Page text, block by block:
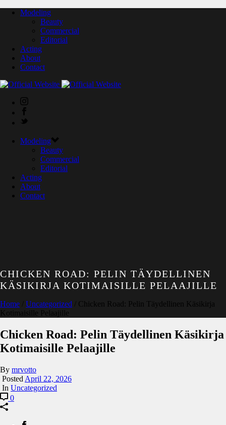
Modeling
Beauty
Commercial
Editorial
Acting
About
Contact
Modeling
Beauty
Commercial
Editorial
Acting
About
Contact
CHICKEN ROAD: PELIN TÄYDELLINEN
KÄSIKIRJA KOTIMAISILLE PELAAJILLE
Home Uncategorized / Chicken Road: Pelin Täydellinen Käsikirja
Kotimaisille Pelaajille
Chicken Road: Pelin Täydellinen Käsikirja
Kotimaisille Pelaajille
By mrvotto
Posted April 22, 2026
In Uncategorized
0